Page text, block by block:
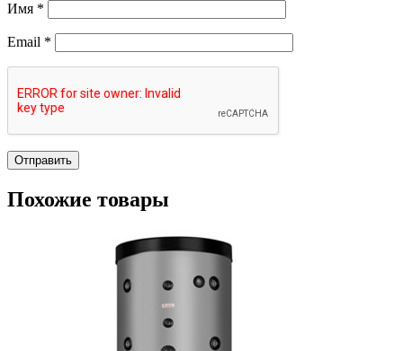
Имя *
Email *
Похожие товары